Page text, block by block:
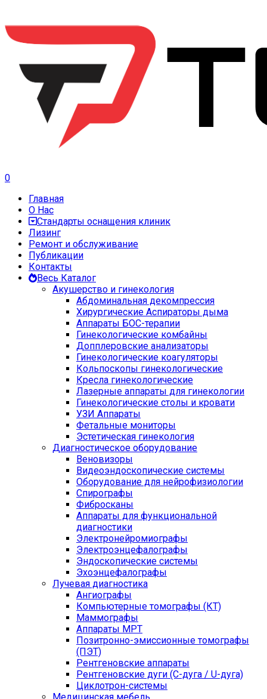
0
Главная
О Нас
Стандарты оснащения клиник
Лизинг
Ремонт и обслуживание
Публикации
Контакты
Весь Каталог
Акушерство и гинекология
Абдоминальная декомпрессия
Хирургические Аспираторы дыма
Аппараты БОС-терапии
Гинекологические комбайны
Допплеровские анализаторы
Гинекологические коагуляторы
Кольпоскопы гинекологические
Кресла гинекологические
Лазерные аппараты для гинекологии
Гинекологические столы и кровати
УЗИ Аппараты
Фетальные мониторы
Эстетическая гинекология
Диагностическое оборудование
Веновизоры
Видеоэндоскопические системы
Оборудование для нейрофизиологии
Спирографы
Фибросканы
Аппараты для функциональной
диагностики
Электронейромиографы
Электроэнцефалографы
Эндоскопические системы
Эхоэнцефалографы
Лучевая диагностика
Ангиографы
Компьютерные томографы (КТ)
Маммографы
Аппараты МРТ
Позитронно-эмиссионные томографы
(ПЭТ)
Рентгеновские аппараты
Рентгеновские дуги (С-дуга / U-дуга)
Циклотрон-системы